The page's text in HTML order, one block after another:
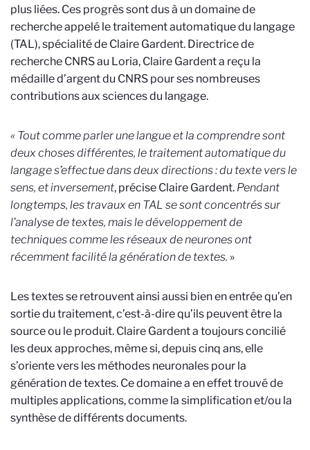
plus liées. Ces progrès sont dus à un domaine de
recherche appelé le traitement automatique du langage
(TAL), spécialité de Claire Gardent. Directrice de
recherche CNRS au Loria, Claire Gardent a reçu la
médaille d’argent du CNRS pour ses nombreuses
contributions aux sciences du langage.
« Tout comme parler une langue et la comprendre sont
deux choses différentes, le traitement automatique du
langage s’effectue dans deux directions : du texte vers le
sens, et inversement, précise Claire Gardent. Pendant
longtemps, les travaux en TAL se sont concentrés sur
l’analyse de textes, mais le développement de
techniques comme les réseaux de neurones ont
récemment facilité la génération de textes. »
Les textes se retrouvent ainsi aussi bien en entrée qu’en
sortie du traitement, c’est-à-dire qu’ils peuvent être la
source ou le produit. Claire Gardent a toujours concilié
les deux approches, même si, depuis cinq ans, elle
s’oriente vers les méthodes neuronales pour la
génération de textes. Ce domaine a en effet trouvé de
multiples applications, comme la simplification et/ou la
synthèse de différents documents.